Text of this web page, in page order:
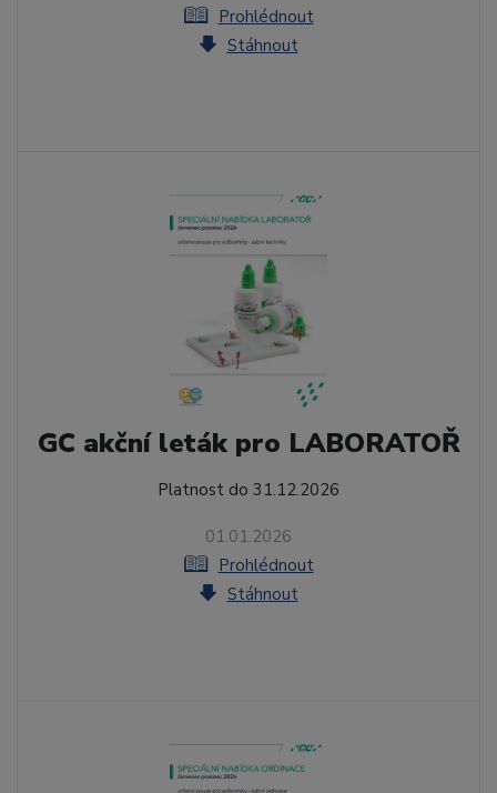
Prohlédnout
Stáhnout
GC akční leták pro LABORATOŘ
Platnost do 31.12.2026
01.01.2026
Prohlédnout
Stáhnout